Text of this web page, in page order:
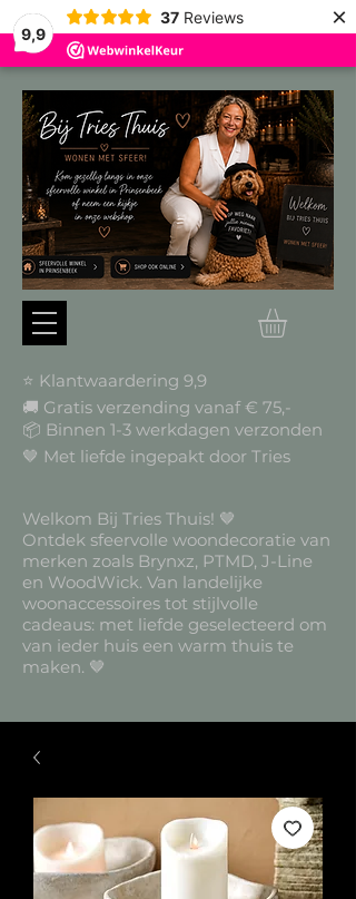
9,9
37 Reviews ×
⭐ Klantwaardering 9,9
🚚 Gratis verzending vanaf € 75,-
📦 Binnen 1-3 werkdagen verzonden
🤎 Met liefde ingepakt door Tries
Welkom Bij Tries Thuis! 🤎
Ontdek sfeervolle woondecoratie van
merken zoals Brynxz, PTMD, J-Line
en WoodWick. Van landelijke
woonaccessoires tot stijlvolle
cadeaus: met liefde geselecteerd om
van ieder huis een warm thuis te
maken. 🤎